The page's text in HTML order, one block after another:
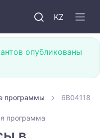
KZ
опубликованы
программы 6B04118
программа